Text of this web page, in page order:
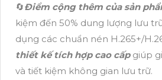
🔄Điểm cộng thêm của sản
kiệm đến 50% dung lượng lưu
dụng các chuẩn nén H.265+/
thiết kế tích hợp cao cấpgiúp
và tiết kiệm không gian lưu trữ.